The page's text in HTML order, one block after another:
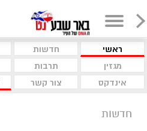
ראשי חדשות
מגזין
תרבות
אינדקס
צור קשר
חדשות